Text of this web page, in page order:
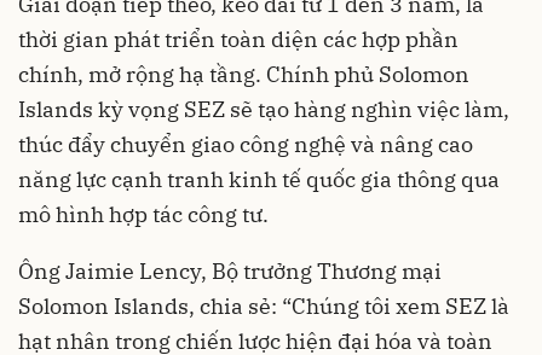
thời gian phát triển toàn diện các hợp phần
chính, mở rộng hạ tầng. Chính phủ Solomon
Islands kỳ vọng SEZ sẽ tạo hàng nghìn việc làm,
thúc đẩy chuyển giao công nghệ và nâng cao
năng lực cạnh tranh kinh tế quốc gia thông qua
mô hình hợp tác công tư.
Ông Jaimie Lency, Bộ trưởng Thương mại
Solomon Islands, chia sẻ: “Chúng tôi xem SEZ là
hạt nhân trong chiến lược hiện đại hóa và toàn